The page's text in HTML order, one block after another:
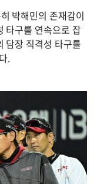
박해민의 존재감이
타구를 연속으로 잡
담장 직격성 타구를
.